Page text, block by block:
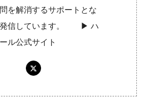
を解消するサポートとな
発信しています。 ▶︎ハ
ル公式サイト